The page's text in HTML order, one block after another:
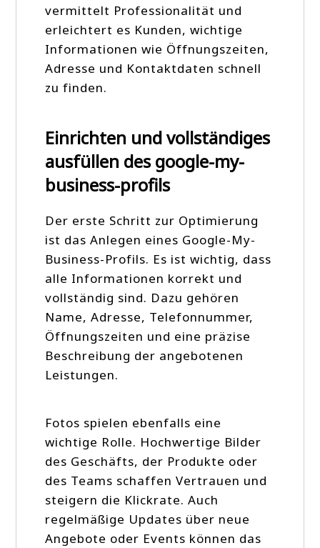
vermittelt Professionalität und
erleichtert es Kunden, wichtige
Informationen wie Öffnungszeiten,
Adresse und Kontaktdaten schnell
zu finden.
Einrichten und vollständiges
ausfüllen des google-my-
business-profils
Der erste Schritt zur Optimierung
ist das Anlegen eines Google-My-
Business-Profils. Es ist wichtig, dass
alle Informationen korrekt und
vollständig sind. Dazu gehören
Name, Adresse, Telefonnummer,
Öffnungszeiten und eine präzise
Beschreibung der angebotenen
Leistungen.
Fotos spielen ebenfalls eine
wichtige Rolle. Hochwertige Bilder
des Geschäfts, der Produkte oder
des Teams schaffen Vertrauen und
steigern die Klickrate. Auch
regelmäßige Updates über neue
Angebote oder Events können das